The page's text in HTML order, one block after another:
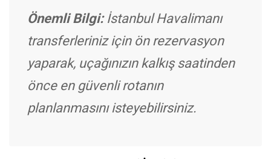
Önemli Bilgi:İstanbul Havalimanı
transferleriniz için ön rezervasyon
yaparak, uçağınızın kalkış saatinden
önce en güvenli rotanın
planlanmasını isteyebilirsiniz.